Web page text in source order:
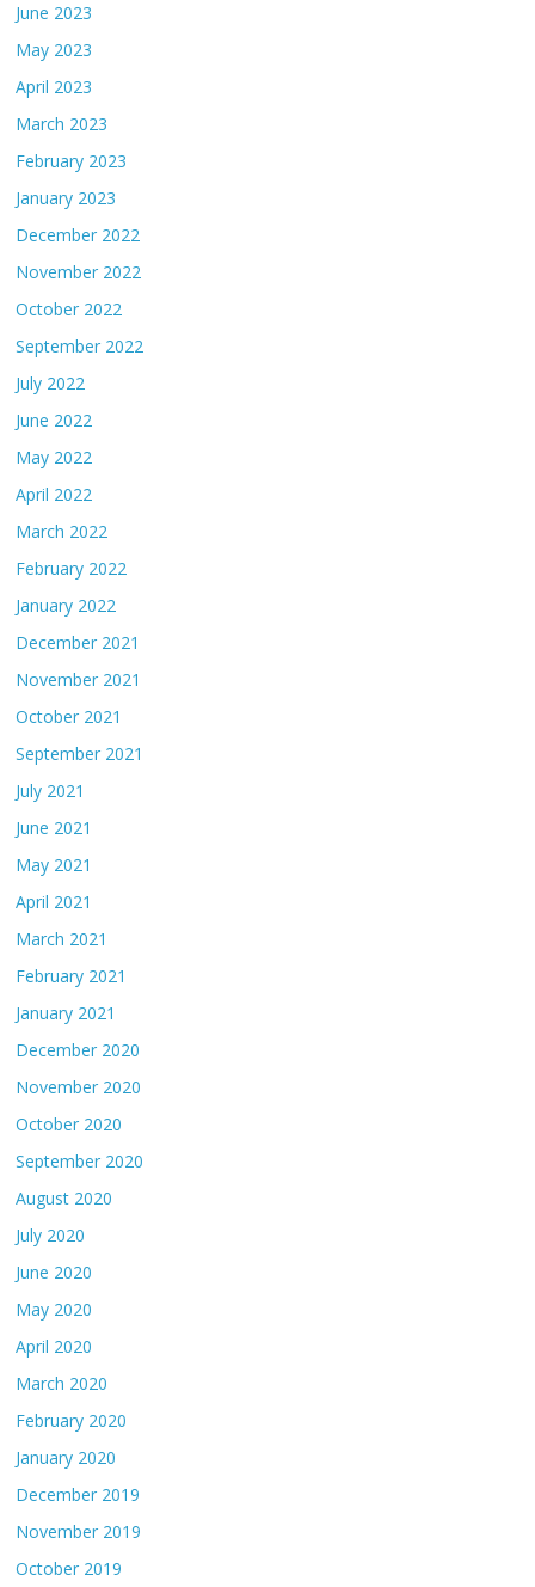
June 2023
May 2023
April 2023
March 2023
February 2023
January 2023
December 2022
November 2022
October 2022
September 2022
July 2022
June 2022
May 2022
April 2022
March 2022
February 2022
January 2022
December 2021
November 2021
October 2021
September 2021
July 2021
June 2021
May 2021
April 2021
March 2021
February 2021
January 2021
December 2020
November 2020
October 2020
September 2020
August 2020
July 2020
June 2020
May 2020
April 2020
March 2020
February 2020
January 2020
December 2019
November 2019
October 2019